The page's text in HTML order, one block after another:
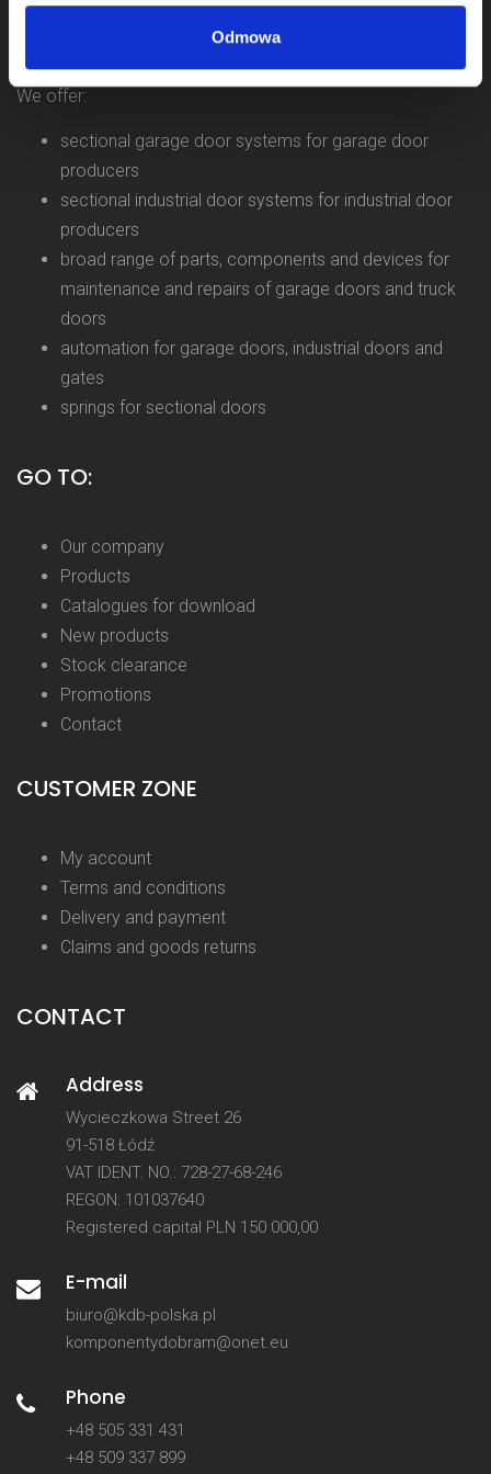
Odmowa
We offer:
sectional garage door systems for garage door
producers
sectional industrial door systems for industrial door
producers
broad range of parts, components and devices for
maintenance and repairs of garage doors and truck
doors
automation for garage doors, industrial doors and
gates
springs for sectional doors
GO TO:
Our company
Products
Catalogues for download
New products
Stock clearance
Promotions
Contact
CUSTOMER ZONE
My account
Terms and conditions
Delivery and payment
Claims and goods returns
CONTACT
Address
Wycieczkowa Street 26
91-518 Łódź
VAT IDENT. NO.: 728-27-68-246
REGON: 101037640
Registered capital PLN 150 000,00
E-mail
biuro@kdb-polska.pl
komponentydobram@onet.eu
Phone
+48 505 331 431
+48 509 337 899